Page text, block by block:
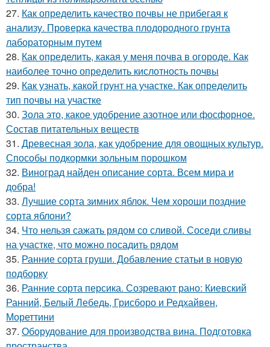
27. Как определить качество почвы не прибегая к
анализу. Проверка качества плодородного грунта
лабораторным путем
28. Как определить, какая у меня почва в огороде. Как
наиболее точно определить кислотность почвы
29. Как узнать, какой грунт на участке. Как определить
тип почвы на участке
30. Зола это, какое удобрение азотное или фосфорное.
Состав питательных веществ
31. Древесная зола, как удобрение для овощных культур.
Способы подкормки зольным порошком
32. Виноград найден описание сорта. Всем мира и
добра!
33. Лучшие сорта зимних яблок. Чем хороши поздние
сорта яблони?
34. Что нельзя сажать рядом со сливой. Соседи сливы
на участке, что можно посадить рядом
35. Ранние сорта груши. Добавление статьи в новую
подборку
36. Ранние сорта персика. Созревают рано: Киевский
Ранний, Белый Лебедь, Грисборо и Редхайвен,
Мореттини
37. Оборудование для производства вина. Подготовка